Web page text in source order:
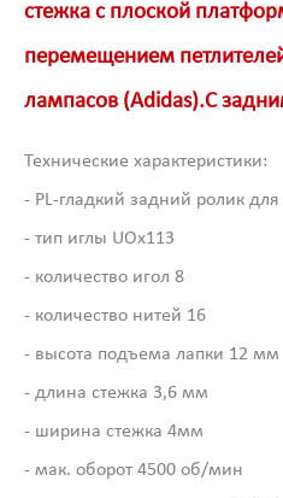
стежка с плоской
перемещением
лампасов (Adidas).С
Технические характеристики:
- PL-гладкий задний ролик
- тип иглы UOx113
- количество игол 8
- количество нитей 16
- высота подъема лапки 12 мм
- длина стежка 3,6 мм
- ширина стежка 4мм
- мак. оборот 4500 об/мин